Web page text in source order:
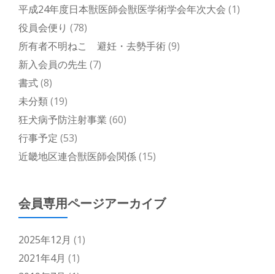
平成24年度日本獣医師会獣医学術学会年次大会 (1)
役員会便り (78)
所有者不明ねこ 避妊・去勢手術(9)
新入会員の先生 (7)
書式(8)
未分類(19)
狂犬病予防注射事業 (60)
行事予定 (53)
近畿地区連合獣医師会関係(15)
会員専用ページアーカイブ
2025年12月 (1)
2021年4月 (1)